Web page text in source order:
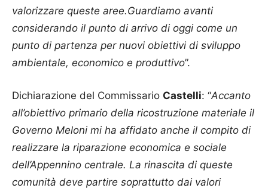
valorizzare queste aree.Guardiamo avanti
considerando il punto di arrivo di oggi come un
punto di partenza per nuovi obiettivi di sviluppo
ambientale, economico e produttivo”.
Dichiarazione del Commissario Castelli: “Accanto
all’obiettivo primario della ricostruzione materiale il
Governo Meloni mi ha affidato anche il compito di
realizzare la riparazione economica e sociale
dell’Appennino centrale. La rinascita di queste
comunità deve partire soprattutto dai valori